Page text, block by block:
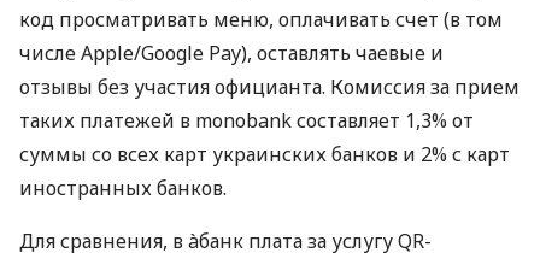
код просматривать меню, оплачивать счет (в том
числе Apple/Google Pay), оставлять чаевые и
отзывы без участия официанта. Комиссия за прием
таких платежей в monobank составляет 1,3% от
суммы со всех карт украинских банков и 2% с карт
иностранных банков.
Для сравнения, в àбанк плата за услугу QR-